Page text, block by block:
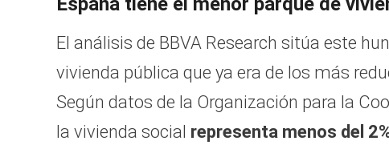
El análisis de BBVA Research sitúa este
vivienda pública que ya era de los más
Según datos de la Organización para la
la vivienda social representa menos del